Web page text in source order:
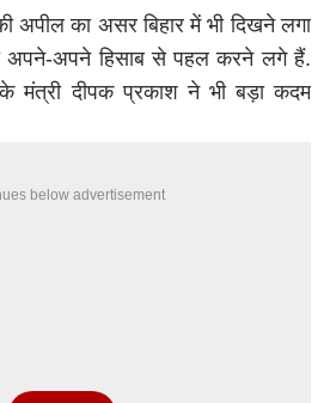
अपील का असर बिहार में भी दिखने लगा
अपने-अपने हिसाब से पहल करने लगे हैं.
मंत्री दीपक प्रकाश ने भी बड़ा कदम
below advertisement